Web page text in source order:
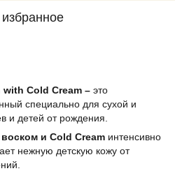
Cold Cream – это
специально для сухой и
и детей от рождения.
и Cold Cream интенсивно
нежную детскую кожу от